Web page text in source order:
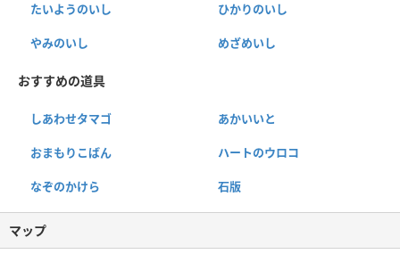
たいようのいし ひかりのいし
やみのいし めざめいし
おすすめの道具
しあわせタマゴ あかいいと
おまもりこばん ハートのウロコ
なぞのかけら 石版
マップ